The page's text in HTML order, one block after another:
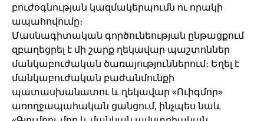
բուժօգնության կազմակերպումն ու որակի
ապահովումը։
Մասնագիտական գործունեության ընթացքում
զբաղեցրել է մի շարք ղեկավար պաշտոններ
մանկաբուժական ծառայություններում։ Եղել է
մանկաբուժական բաժանմունքի
պատասխանատու և ղեկավար «Ուիգմոր»
առողջապահական ցանցում, ինչպես նաև